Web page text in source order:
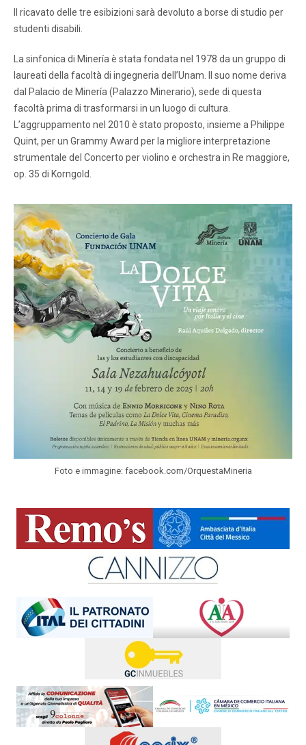
Il ricavato delle tre esibizioni sarà devoluto a borse di studio per
studenti disabili.
La sinfonica di Minería è stata fondata nel 1978 da un gruppo di
laureati della facoltà di ingegneria dell’Unam. Il suo nome deriva
dal Palacio de Minería (Palazzo Minerario), sede di questa
facoltà prima di trasformarsi in un luogo di cultura.
L’aggruppamento nel 2010 è stato proposto, insieme a Philippe
Quint, per un Grammy Award per la migliore interpretazione
strumentale del Concerto per violino e orchestra in Re maggiore,
op. 35 di Korngold.
Foto e immagine: facebook.com/OrquestaMineria